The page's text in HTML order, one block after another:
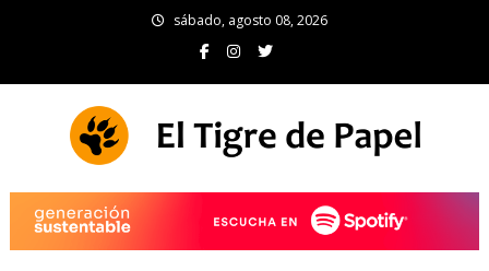
sábado, agosto 08, 2026